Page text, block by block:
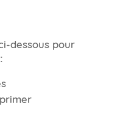
dessous pour